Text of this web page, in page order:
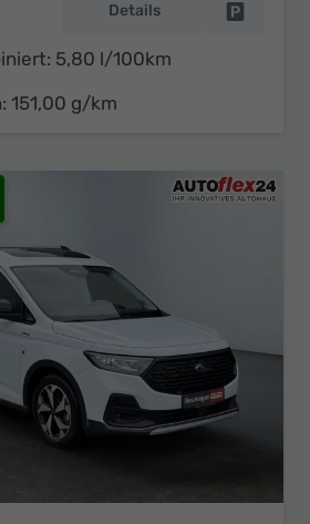
Details
5,80 l/100km
151,00 g/km